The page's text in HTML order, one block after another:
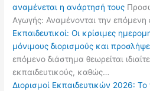
αναμένεται η ανάρτησή τους
Αγωγής: Αναμένονται την
Εκπαιδευτικοί: Οι κρίσιμες
μόνιμους διορισμούς και
επόμενο διάστημα θεωρείται
εκπαιδευτικούς, καθώς…
Διορισμοί Εκπαιδευτικών 2026: